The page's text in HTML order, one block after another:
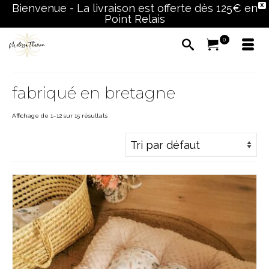
X
Bienvenue - La livraison est offerte dès 125€ en
Point Relais
0
fabriqué en bretagne
Affichage de 1–12 sur 15 résultats